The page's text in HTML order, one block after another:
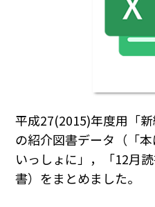
平成27(2015)年度用「
の紹介図書データ（「
いっしょに」，「12月
書）をまとめました。